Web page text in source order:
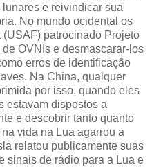
e reivindicar sua
No mundo ocidental os
patrocinado Projeto
OVNIs e desmascarar-los
erros de identificação
Na China, qualquer
por isso, quando eles
estavam dispostos a
e descobrir tanto quanto
vida na Lua agarrou a
relatou publicamente suas
sinais de rádio para a Lua e